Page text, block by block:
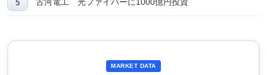
古河電工 光ファイバーに1000億円投資
MARKET DATA